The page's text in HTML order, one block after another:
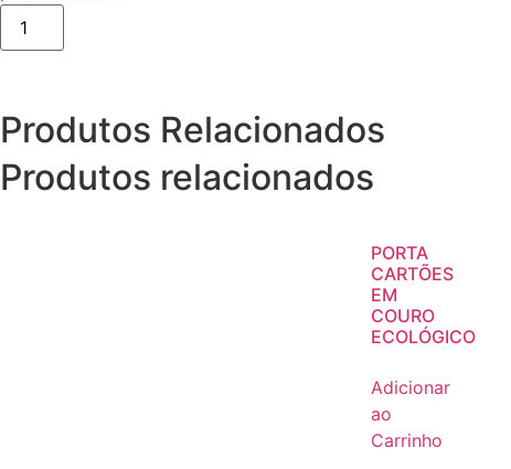
Produtos Relacionados
Produtos relacionados
PORTA
CARTÕES
EM
COURO
ECOLÓGICO
Adicionar
ao
Carrinho